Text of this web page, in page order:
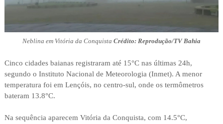
Neblina em Vitória da Conquista Crédito: Reprodução/TV Bahia
Cinco cidades baianas registraram até 15°C nas últimas 24h,
segundo o Instituto Nacional de Meteorologia (Inmet). A menor
temperatura foi em Lençóis, no centro-sul, onde os termômetros
bateram 13.8°C.
Na sequência aparecem Vitória da Conquista, com 14.5°C,